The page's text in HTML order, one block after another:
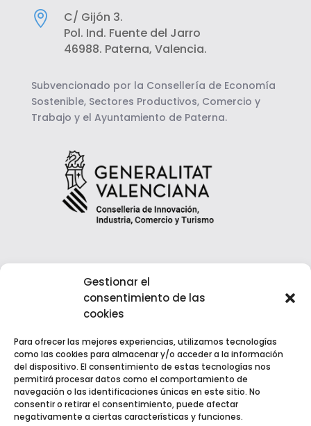
Gestionar el
consentimiento de las
cookies
Para ofrecer las mejores experiencias, utilizamos tecnologías
como las cookies para almacenar y/o acceder a la información
del dispositivo. El consentimiento de estas tecnologías nos
permitirá procesar datos como el comportamiento de
navegación o las identificaciones únicas en este sitio. No
consentir o retirar el consentimiento, puede afectar
negativamente a ciertas características y funciones.

C/ Gijón 3.
Pol. Ind. Fuente del Jarro
46988. Paterna, Valencia.
Subvencionado por la Consellería de Economía
Sostenible, Sectores Productivos, Comercio y
Trabajo y el Ayuntamiento de Paterna.
Copyright © 2022 EGM Fuente del Jarro | Desarrollado por